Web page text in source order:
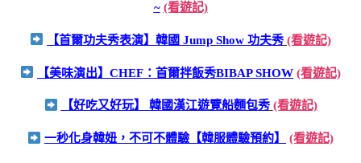
~ (看遊記)
【首爾功夫秀表演】韓國 Jump Show 功夫秀 (看遊記)
【美味演出】CHEF：首爾拌飯秀BIBAP SHOW (看遊記)
【好吃又好玩】 韓國漢江遊覽船麵包秀 (看遊記)
一秒化身韓妞，不可不體驗【韓服體驗預約】 (看遊記)